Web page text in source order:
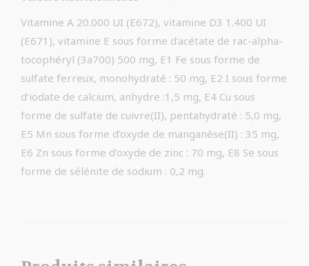
Vitamine A 20.000 UI (E672), vitamine D3 1.400 UI
(E671), vitamine E sous forme d’acétate de rac-alpha-
tocophéryl (3a700) 500 mg, E1 Fe sous forme de
sulfate ferreux, monohydraté : 50 mg, E2 I sous forme
d’iodate de calcium, anhydre :1,5 mg, E4 Cu sous
forme de sulfate de cuivre(II), pentahydraté : 5,0 mg,
E5 Mn sous forme d’oxyde de manganèse(II) : 35 mg,
E6 Zn sous forme d’oxyde de zinc : 70 mg, E8 Se sous
forme de sélénite de sodium : 0,2 mg.